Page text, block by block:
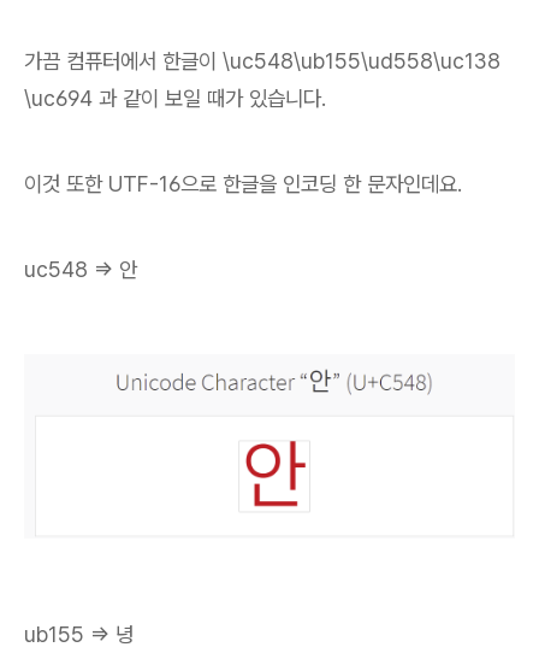
가끔 컴퓨터에서 한글이 \uc548\ub155\ud558\uc138
\uc694 과 같이 보일 때가 있습니다.
이것 또한 UTF-16으로 한글을 인코딩 한 문자인데요.
uc548 => 안
ub155 => 녕